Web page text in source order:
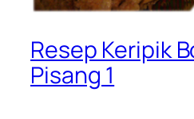
Resep Keripik
Pisang 1